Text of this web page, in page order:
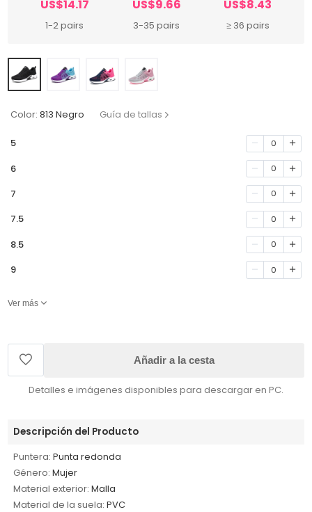
US$14.17
1-2 pairs
US$9.66
3-35 pairs
US$8.43
≥ 36 pairs
Color: 813 Negro Guía de tallas
5 0
6 0
7 0
7.5 0
8.5 0
9 0
Ver más
Añadir a la cesta
Detalles e imágenes disponibles para descargar en PC.
Descripción del Producto
Puntera: Punta redonda
Género: Mujer
Material exterior: Malla
Material de la suela: PVC